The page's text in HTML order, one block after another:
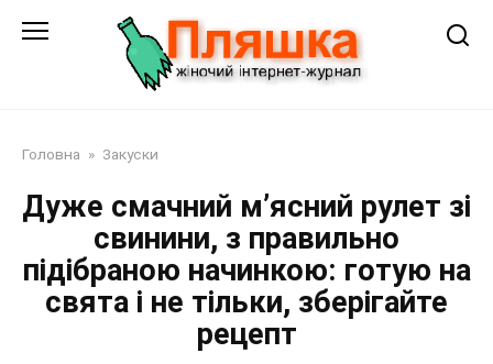
Головна » Закуски
Дуже смачний м’ясний рулет зі
свинини, з правильно
підібраною начинкою: готую на
свята і не тільки, зберігайте
рецепт